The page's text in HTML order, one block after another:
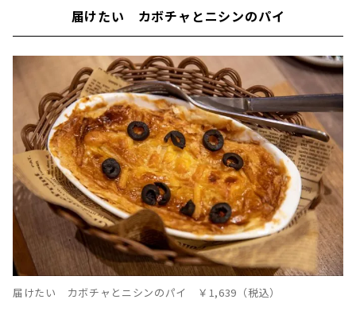
届けたい カボチャとニシンのパイ
届けたい カボチャとニシンのパイ ￥1,639（税込）